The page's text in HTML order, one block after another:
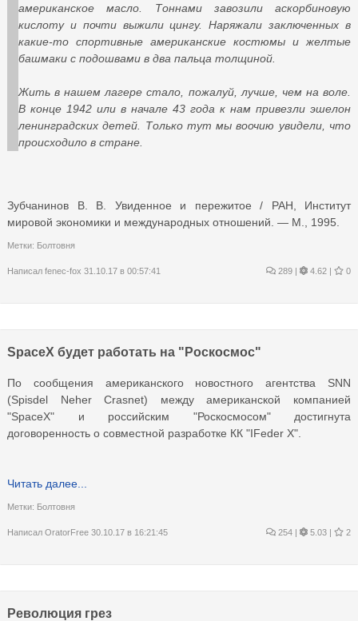
американское масло. Тоннами завозили аскорбиновую
кислоту и почти выжили цингу. Наряжали заключенных в
какие-то спортивные американские костюмы и желтые
башмаки с подошвами в два пальца толщиной.
Жить в нашем лагере стало, пожалуй, лучше, чем на воле.
В конце 1942 или в начале 43 года к нам привезли эшелон
ленинградских детей. Только тут мы воочию увидели, что
происходило в стране.
Зубчанинов В. В. Увиденное и пережитое / РАН, Институт
мировой экономики и международных отношений. — М., 1995.
Метки: Болтовня
Написал fenec-fox 31.10.17 в 00:57:41 289 | 4.62 | 0
SpaceХ будет работать на "Роскосмос"
По сообщения американского новостного агентства SNN
(Spisdel Neher Crasnet) между американской компанией
"SpaceХ" и российским "Роскосмосом" достигнута
договоренность о совместной разработке КК "IFeder X".
Читать далее...
Метки: Болтовня
Написал OratorFree 30.10.17 в 16:21:45 254 | 5.03 | 2
Революция грез